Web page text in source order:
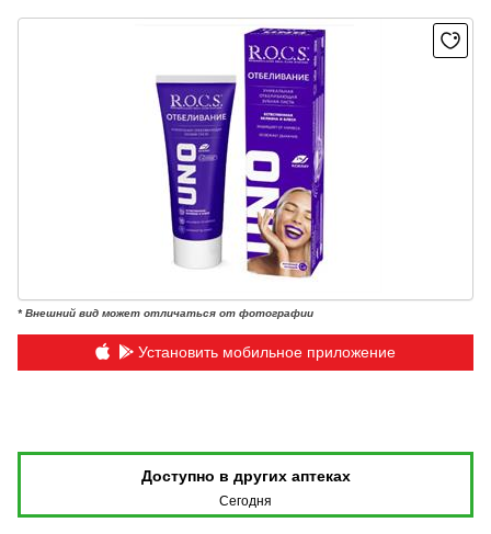
* Внешний вид может отличаться от фотографии
Установить мобильное приложение
Доступно в других аптеках
Сегодня